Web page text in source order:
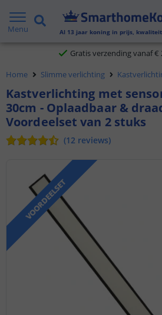
Menu Al 13 jaar koning in prijs,
2 jaar garantie
Gratis verzending vanaf €
Klantbeoordeling
Voor 23:45 uur besteld,
Home Slimme verlichting
Kastverlichting met
30cm - Oplaadbaar &
Voordeelset van 2 stuks
(12 reviews)
VOORDEELSET